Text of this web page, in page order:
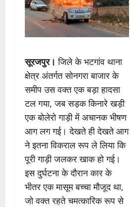
सूरजपुर। जिले के भटगांव थाना
क्षेत्र अंतर्गत सोनगरा बाजार के
समीप उस वक्त एक बड़ा हादसा
टल गया, जब सड़क किनारे खड़ी
एक बोलेरो गाड़ी में अचानक भीषण
आग लग गई। देखते ही देखते आग
ने इतना विकराल रूप ले लिया कि
पूरी गाड़ी जलकर खाक हो गई।
इस दुर्घटना के दौरान कार के
भीतर एक मासूम बच्चा मौजूद था,
जो वक्त रहते चमत्कारिक रूप से